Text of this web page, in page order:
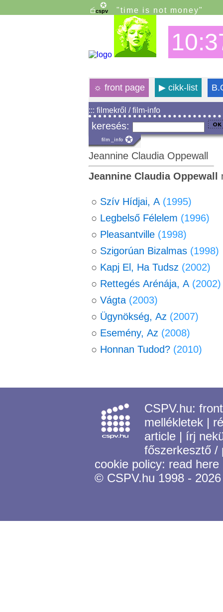
"time is not money"
☼ front page ▶cikk-list
::: filmekről / film-info
keresés:
Jeannine Claudia Oppewall
Jeannine Claudia Oppewall
○ Szív Hídjai, A (1995)
○ Legbelső Félelem (1996)
○ Pleasantville (1998)
○ Szigorúan Bizalmas (1998)
○ Kapj El, Ha Tudsz (2002)
○ Rettegés Arénája, A (2002)
○ Vágta (2003)
○ Ügynökség, Az (2007)
○ Esemény, Az (2008)
○ Honnan Tudod? (2010)
CSPV.hu:
mellékletek |
article | írj
főszerkesztő
cookie policy: read here
© CSPV.hu 1998 - 2026